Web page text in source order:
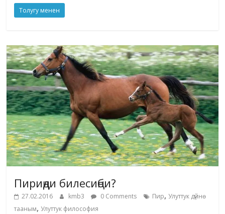
Толугу менен
Пириңди билесиңби?
27.02.2016 kmb3 0 Comments Пир, Улуттук дүйнө
тааным, Улуттук философия